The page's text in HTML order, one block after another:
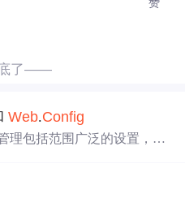
了——
Web.Config
理包括范围广泛的设置，允
以使用任何文本编辑器编